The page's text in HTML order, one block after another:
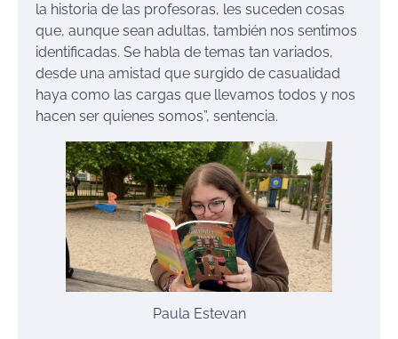
la historia de las profesoras, les suceden cosas
que, aunque sean adultas, también nos sentimos
identificadas. Se habla de temas tan variados,
desde una amistad que surgido de casualidad
haya como las cargas que llevamos todos y nos
hacen ser quienes somos”, sentencia.
Paula Estevan